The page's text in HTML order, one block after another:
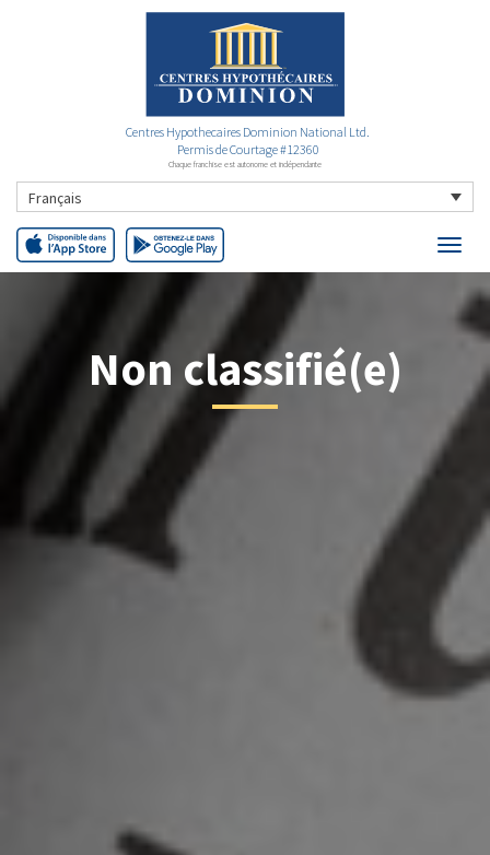
Centres Hypothecaires Dominion National Ltd.
Permis de Courtage #12360
Chaque franchise est autonome et indépendante
Français
Non classifié(e)